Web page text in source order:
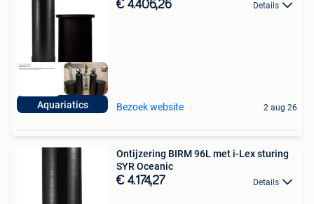
Aquariatics
€ 4.406,26 Details
Bezoek website 2 aug 26
Ontijzering BIRM 96L met i-Lex sturing
SYR Oceanic
€ 4.174,27 Details